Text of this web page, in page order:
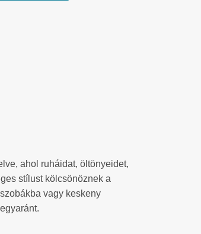
ahol ruháidat, öltönyeidet,
stílust kölcsönöznek a
vagy keskeny